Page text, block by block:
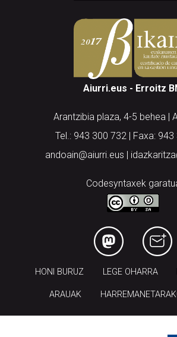
Aiurri.eus - Erroitz
Arantzibia plaza, 4-5 behea |
Tel.: 943 300 732 | Faxa: 943
andoain@aiurri.eus |
Codesyntaxek
HONI BURUZ LEGE OHARRA
ARAUAK